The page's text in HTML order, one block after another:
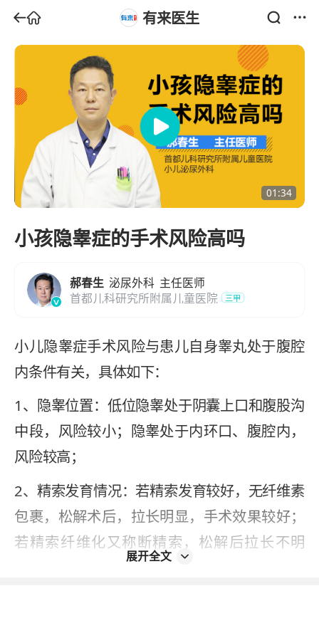
有来医生
01:34
小孩隐睾症的手术风险高吗
郝春生 泌尿外科 主任医师
首都儿科研究所附属儿童医院
三甲
小儿隐睾症手术风险与患儿自身睾丸处于腹腔
内条件有关，具体如下：
1、隐睾位置：低位隐睾处于阴囊上口和腹股沟
中段，风险较小；隐睾处于内环口、腹腔内，
风险较高；
2、精索发育情况：若精索发育较好，无纤维素
包裹，松解术后，拉长明显，手术效果较好；
若精索纤维化又称断精索，松解后拉长不明
显，手术效果较差，可进行Fowler-Stephen手
展开全文